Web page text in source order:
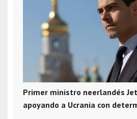
Primer ministro neerlandés
apoyando a Ucrania con